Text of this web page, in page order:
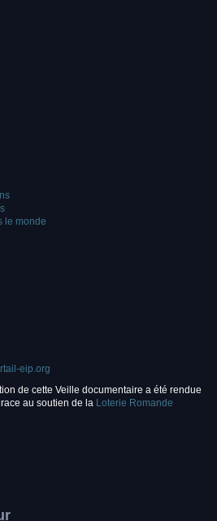
le monde
eip.org
de cette Veille documentaire a été rendue
au soutien de la Loterie Romande